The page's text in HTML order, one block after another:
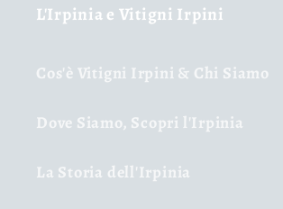
L'Irpinia e Vitigni Irpini
Cos'è Vitigni Irpini & Chi Siamo
Dove Siamo, Scopri l'Irpinia
La Storia dell'Irpinia